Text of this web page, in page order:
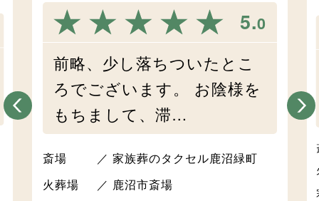
5.0
前略、少し落ちついたとこ
ろでございます。 お陰様を
もちまして、滞…
斎場
家族葬のタクセル鹿沼緑町
火葬場
鹿沼市斎場